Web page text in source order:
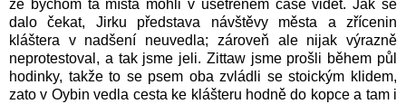
že bychom ta místa mohli v ušetřeném čase vidět. Jak se
dalo čekat, Jirku představa návštěvy města a zřícenin
kláštera v nadšení neuvedla; zároveň ale nijak výrazně
neprotestoval, a tak jsme jeli. Zittaw jsme prošli během půl
hodinky, takže to se psem oba zvládli se stoickým klidem,
zato v Oybin vedla cesta ke klášteru hodně do kopce a tam i